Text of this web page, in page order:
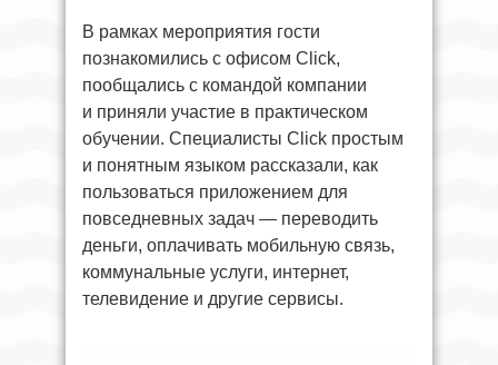
В рамках мероприятия гости
познакомились с офисом Click,
пообщались с командой компании
и приняли участие в практическом
обучении. Специалисты Click простым
и понятным языком рассказали, как
пользоваться приложением для
повседневных задач — переводить
деньги, оплачивать мобильную связь,
коммунальные услуги, интернет,
телевидение и другие сервисы.